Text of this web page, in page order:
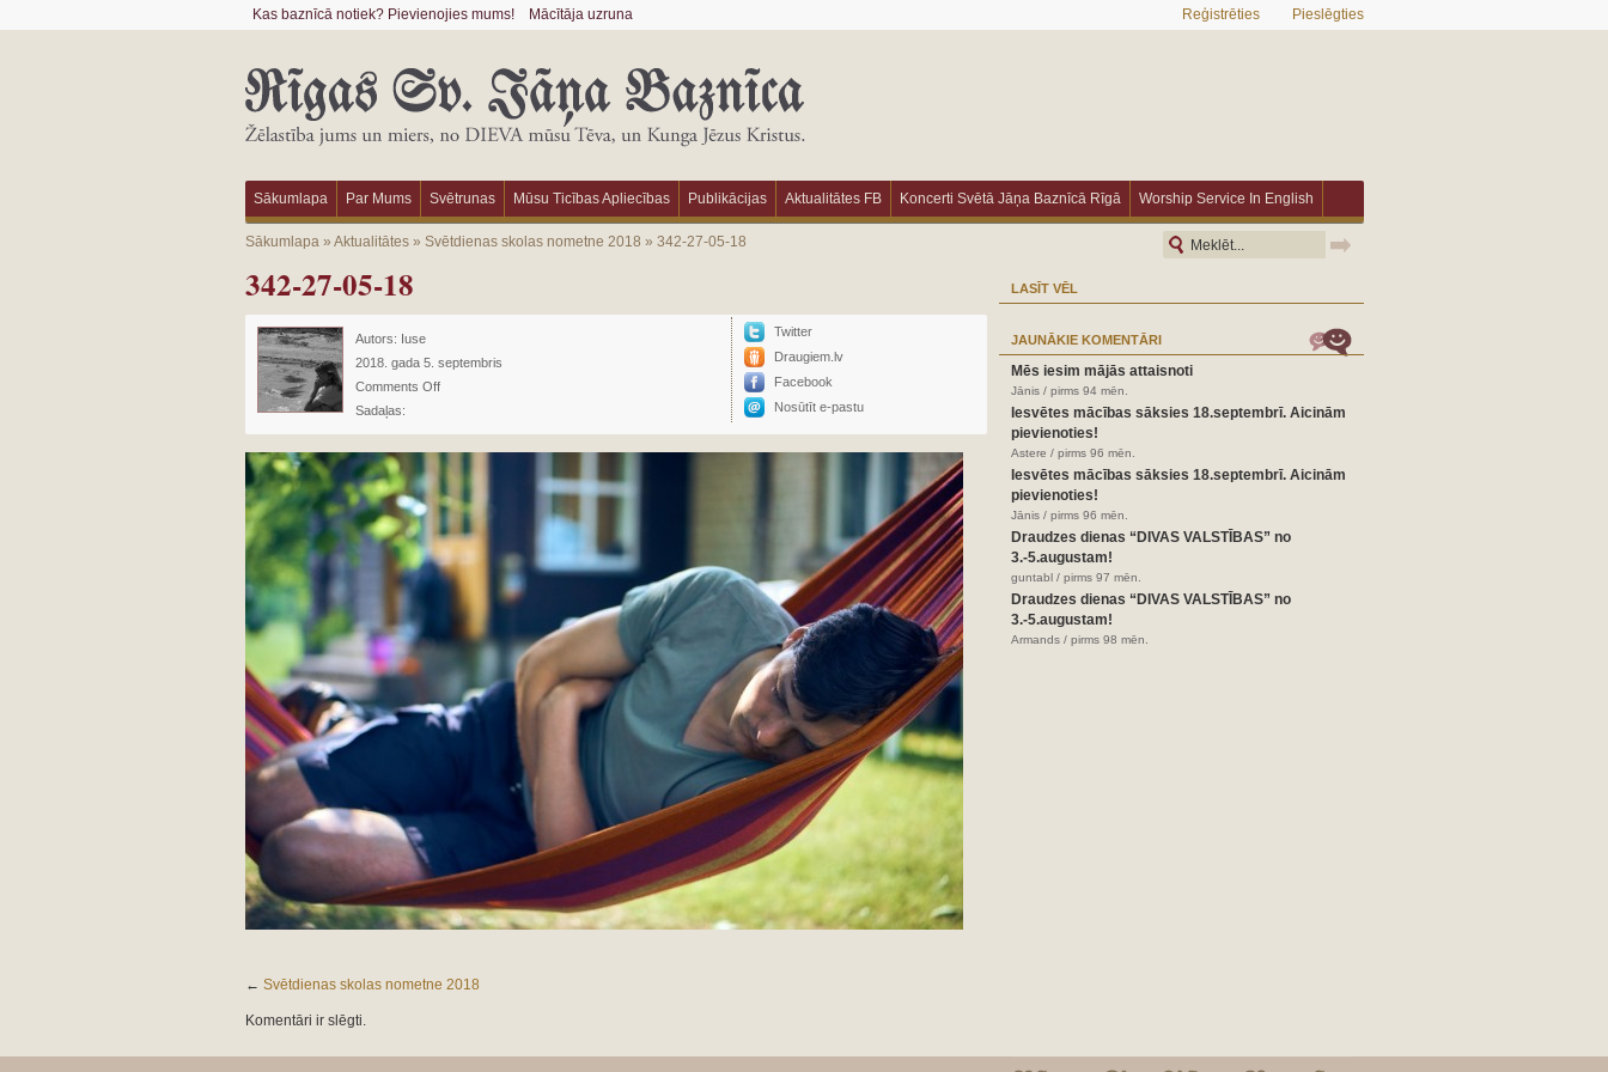
Kas baznīcā notiek? Pievienojies mums! Mācītāja uzruna Reģistrēties Pieslēgties
Sākumlapa Par Mums Svētrunas Mūsu Ticības Apliecības Publikācijas Aktualitātes FB Koncerti Svētā Jāņa Baznīcā Rīgā Worship Service In English
Sākumlapa» Aktualitātes» Svētdienas skolas nometne 2018 » 342-27-05-18
342-27-05-18
Autors: Iuse
2018. gada 5. septembris
Comments Off
Sadaļas:
Twitter
Draugiem.lv
Facebook
Nosūtīt e-pastu
← Svētdienas skolas nometne 2018
Komentāri ir slēgti.
LASĪT VĒL
JAUNĀKIE KOMENTĀRI
Mēs iesim mājās attaisnoti
Jānis / pirms 94 mēn.
Iesvētes mācības sāksies 18.septembrī. Aicinām
pievienoties!
Astere / pirms 96 mēn.
Iesvētes mācības sāksies 18.septembrī. Aicinām
pievienoties!
Jānis / pirms 96 mēn.
Draudzes dienas “DIVAS VALSTĪBAS” no
3.-5.augustam!
guntabl / pirms 97 mēn.
Draudzes dienas “DIVAS VALSTĪBAS” no
3.-5.augustam!
Armands / pirms 98 mēn.